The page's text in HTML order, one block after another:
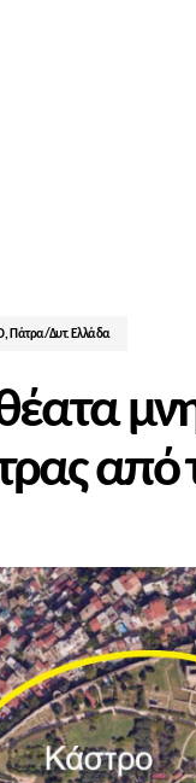
,Πάτρα/Δυτ. Ελλάδα
από